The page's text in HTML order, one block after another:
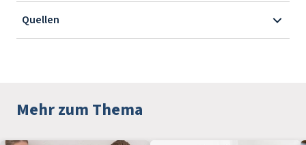
Quellen
Mehr zum Thema